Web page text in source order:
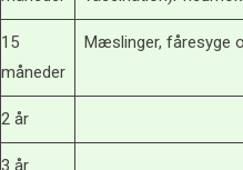
15
måneder
Mæslinger, fåresyge
2 år
3 år